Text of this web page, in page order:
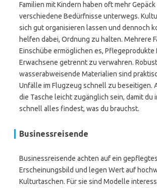
Familien mit Kindern haben oft mehr Gepäck
verschiedene Bedürfnisse unterwegs.
sich gut organisieren lassen und dennoch
helfen dabei, Ordnung zu halten. Mehrere
Einschübe ermöglichen es, Pflegeprodukte
Erwachsene getrennt zu verwahren.
wasserabweisende Materialien sind
Unfälle im Flugzeug schnell zu beseitigen.
die Tasche leicht zugänglich sein, damit du
schnell alles findest, was du brauchst.
Businessreisende
Businessreisende achten auf ein gepflegtes
Erscheinungsbild und legen Wert auf
Kulturtaschen. Für sie sind Modelle